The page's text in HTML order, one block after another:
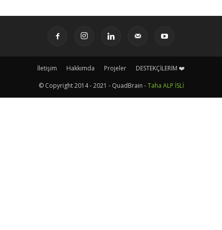
İletişim Hakkımda Projeler DESTEKÇİLERİM ❤️
© Copyright 2014 - 2021 - QuadBrain -Taha ALP İSLİ